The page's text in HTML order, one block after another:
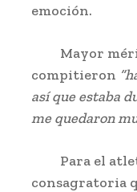
emoción.
Mayor
compitieron
así que estaba
me quedaron
Para el atleta
consagratoria